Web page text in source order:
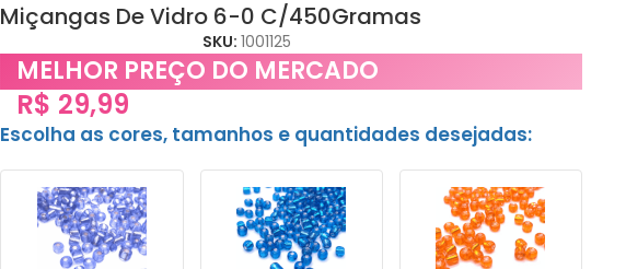
Miçangas De Vidro 6-0 C/450Gramas
SKU:1001125
MELHOR PREÇO DO MERCADO
R$ 29,99
Escolha as cores, tamanhos e quantidades desejadas: